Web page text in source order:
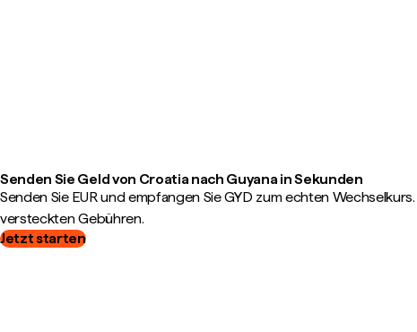
Senden Sie Geld von Croatia nach Guyana in Sekunden
Senden Sie EUR und empfangen Sie GYD zum echten
versteckten Gebühren.
Jetzt starten